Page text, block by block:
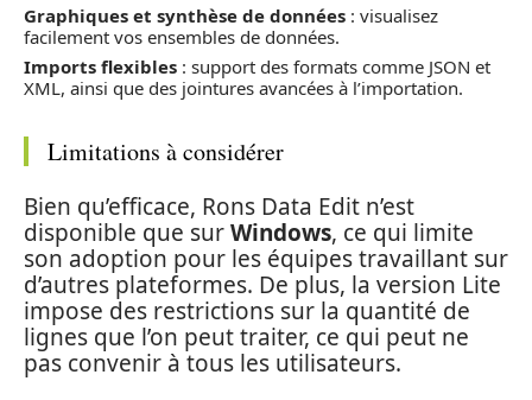
Graphiques et synthèse de données : visualisez
facilement vos ensembles de données.
Imports flexibles : support des formats comme JSON et
XML, ainsi que des jointures avancées à l’importation.
Limitations à considérer
Bien qu’efficace, Rons Data Edit n’est
disponible que surWindows, ce qui limite
son adoption pour les équipes travaillant sur
d’autres plateformes. De plus, la version Lite
impose des restrictions sur la quantité de
lignes que l’on peut traiter, ce qui peut ne
pas convenir à tous les utilisateurs.